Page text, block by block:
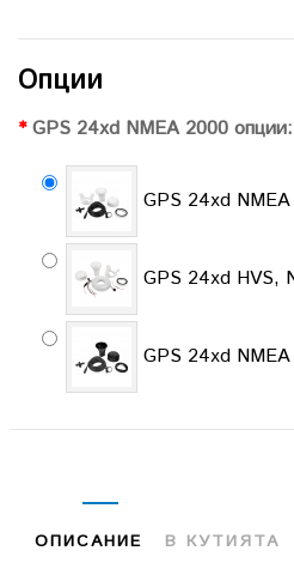
Опции
GPS 24xd NMEA 2000 опции:
GPS 24xd
GPS 24xd HVS,
GPS 24xd
ОПИСАНИЕ В КУТИЯТА